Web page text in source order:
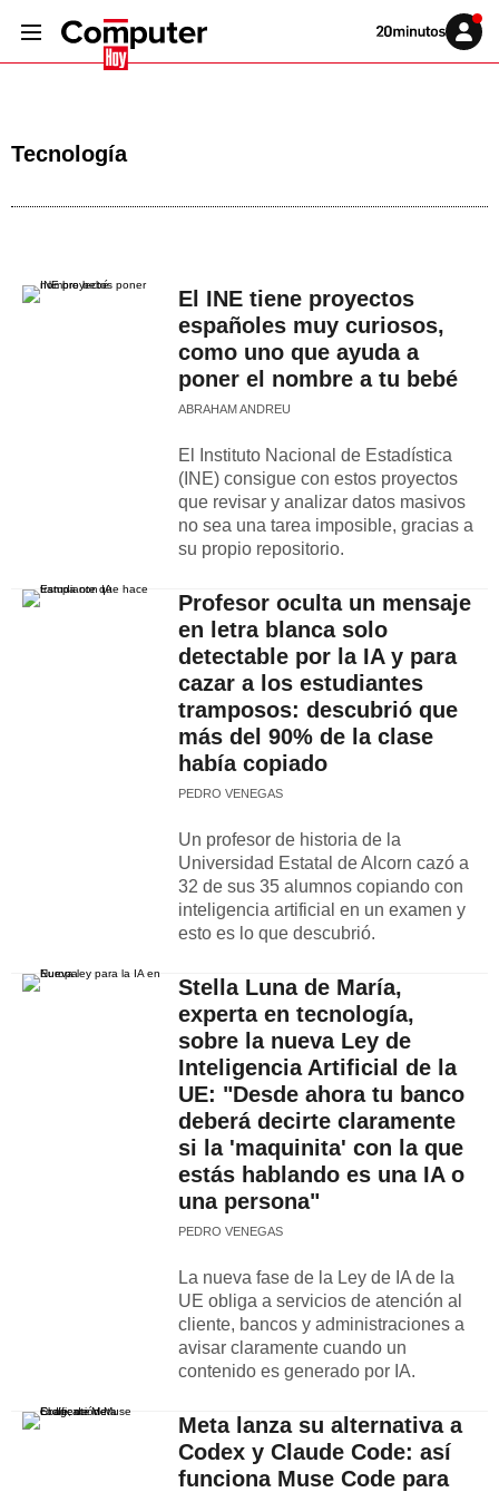
Volver
Iniciar
sesión
Tecnología
El INE tiene proyectos
españoles muy curiosos,
como uno que ayuda a
poner el nombre a tu bebé
ABRAHAM ANDREU
El Instituto Nacional de Estadística
(INE) consigue con estos proyectos
que revisar y analizar datos masivos
no sea una tarea imposible, gracias a
su propio repositorio.
Profesor oculta un mensaje
en letra blanca solo
detectable por la IA y para
cazar a los estudiantes
tramposos: descubrió que
más del 90% de la clase
había copiado
PEDRO VENEGAS
Un profesor de historia de la
Universidad Estatal de Alcorn cazó a
32 de sus 35 alumnos copiando con
inteligencia artificial en un examen y
esto es lo que descubrió.
Stella Luna de María,
experta en tecnología,
sobre la nueva Ley de
Inteligencia Artificial de la
UE: "Desde ahora tu banco
deberá decirte claramente
si la 'maquinita' con la que
estás hablando es una IA o
una persona"
PEDRO VENEGAS
La nueva fase de la Ley de IA de la
UE obliga a servicios de atención al
cliente, bancos y administraciones a
avisar claramente cuando un
contenido es generado por IA.
Meta lanza su alternativa a
Codex y Claude Code: así
funciona Muse Code para